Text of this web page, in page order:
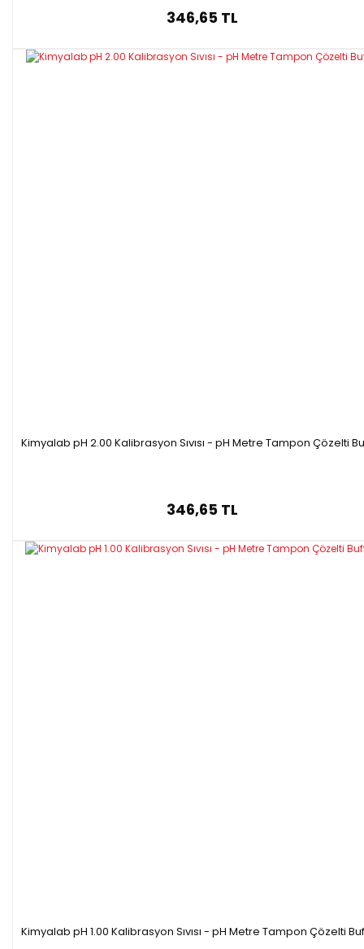
346,65 TL
Kimyalab pH 2.00 Kalibrasyon Sıvısı - pH Metre Tampon Çözelti
346,65 TL
Kimyalab pH 1.00 Kalibrasyon Sıvısı - pH Metre Tampon Çözelti